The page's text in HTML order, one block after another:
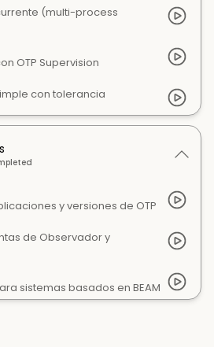
(multi-process
OTP Supervision
con tolerancia
y versiones de OTP
de Observador y
sistemas basados en BEAM